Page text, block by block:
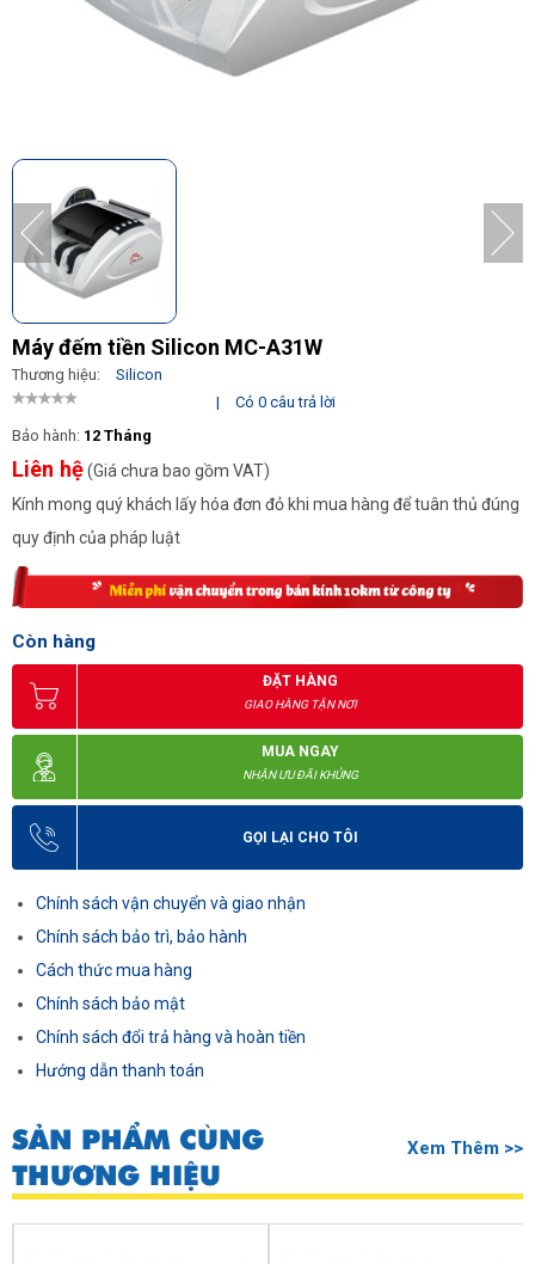
Máy đếm tiền Silicon MC-A31W
Thương hiệu:
Silicon
|
Có 0 câu trả lời
Bảo hành: 12 Tháng
Liên hệ(Giá chưa bao gồm VAT)
Kính mong quý khách lấy hóa đơn đỏ khi mua hàng để tuân thủ đúng
quy định của pháp luật
Còn hàng
ĐẶT HÀNG
GIAO HÀNG TẬN NƠI
MUA NGAY
NHẬN ƯU ĐÃI KHỦNG
GỌI LẠI CHO TÔI
Chính sách vận chuyển và giao nhận
Chính sách bảo trì, bảo hành
Cách thức mua hàng
Chính sách bảo mật
Chính sách đổi trả hàng và hoàn tiền
Hướng dẫn thanh toán
SẢN PHẨM CÙNG
THƯƠNG HIỆU
Xem Thêm >>